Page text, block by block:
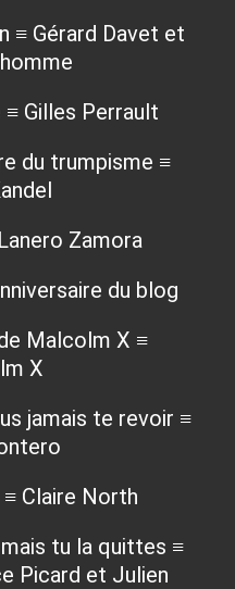
≡ Gérard Davet et
Gilles Perrault
du trumpisme ≡
Zamora
du blog
Malcolm X ≡
X
jamais te revoir ≡
Claire North
tu la quittes ≡
Picard et Julien